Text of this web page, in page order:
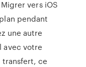
vers iOS
pendant
une autre
avec votre
transfert, ce